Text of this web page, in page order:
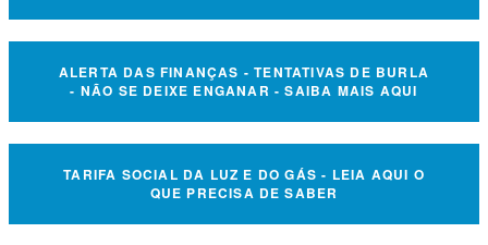
ALERTA DAS FINANÇAS - TENTATIVAS DE BURLA
- NÃO SE DEIXE ENGANAR - SAIBA MAIS AQUI
TARIFA SOCIAL DA LUZ E DO GÁS - LEIA AQUI O
QUE PRECISA DE SABER